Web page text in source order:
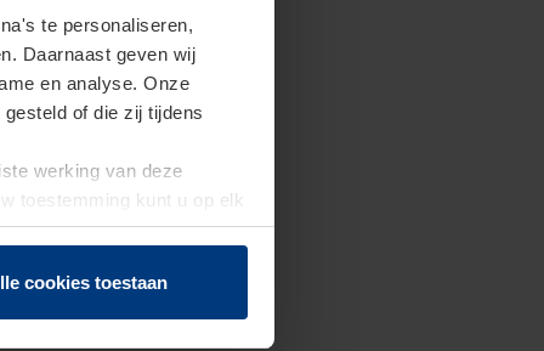
te personaliseren,
Daarnaast geven wij
en analyse. Onze
of die zij tijdens
werking van deze
toestemming kunt u op elk
herroepen.
cookies toestaan